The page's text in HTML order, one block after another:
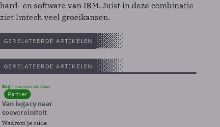
hard- en software van IBM. Juist in deze combinatie
ziet Imtech veel groeikansen.
GERELATEERDE ARTIKELEN
GERELATEERDE ARTIKELEN
Blog Soevereinteit, Cloud
Partner
Van legacy naar
soevereiniteit
Waarom je oude